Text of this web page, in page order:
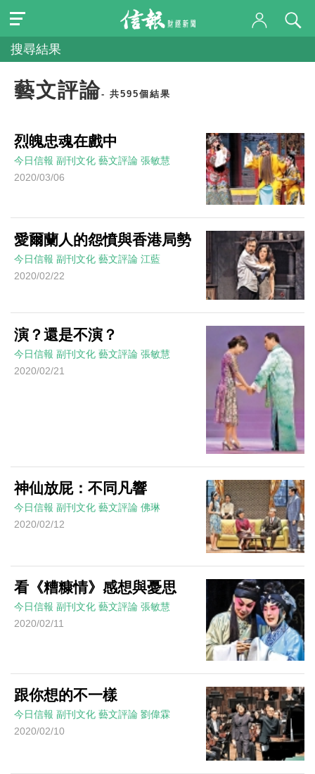
搜尋結果
藝文評論- 共595個結果
烈魄忠魂在戲中
今日信報 副刊文化 藝文評論 張敏慧
2020/03/06
愛爾蘭人的怨憤與香港局勢
今日信報 副刊文化 藝文評論 江藍
2020/02/22
演？還是不演？
今日信報 副刊文化 藝文評論 張敏慧
2020/02/21
神仙放屁：不同凡響
今日信報 副刊文化 藝文評論 佛琳
2020/02/12
看《糟糠情》感想與憂思
今日信報 副刊文化 藝文評論 張敏慧
2020/02/11
跟你想的不一樣
今日信報 副刊文化 藝文評論 劉偉霖
2020/02/10